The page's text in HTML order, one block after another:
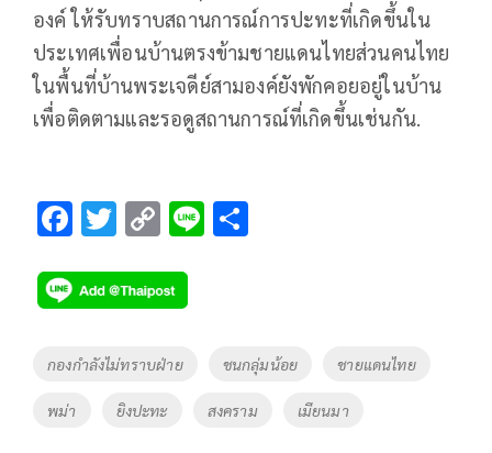
องค์ ให้รับทราบสถานการณ์การปะทะที่เกิดขึ้นใน
ประเทศเพื่อนบ้านตรงข้ามชายแดนไทยส่วนคนไทย
ในพื้นที่บ้านพระเจดีย์สามองค์ยังพักคอยอยู่ในบ้าน
เพื่อติดตามและรอดูสถานการณ์ที่เกิดขึ้นเช่นกัน.
F
e
b
o
k
T
tt
er
C
p
y
Li
k
Li
Tags
กองกำลังไม่ทราบฝ่าย ชนกลุ่มน้อย ชายแดนไทย
พม่า ยิงปะทะ สงคราม เมียนมา